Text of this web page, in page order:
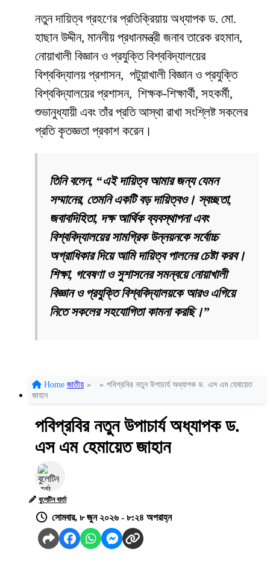
নতুন দায়িত্ব গ্রহণের প্রতিক্রিয়ায় অধ্যাপক ড. মো.
হাছান উদ্দীন, মাননীয় প্রধানমন্ত্রী জনাব তারেক রহমান,
নোয়াখালী বিজ্ঞান ও প্রযুক্তি বিশ্ববিদ্যালয়ের
বিশ্ববিদ্যালয় প্রশাসন, পটুয়াখালী বিজ্ঞান ও প্রযুক্তি
বিশ্ববিদ্যালয়ের প্রশাসন, শিক্ষক-শিক্ষার্থী, সহকর্মী,
শুভানুধ্যায়ী এবং তাঁর প্রতি আস্থা রাখা সংশ্লিষ্ট সকলের
প্রতি কৃতজ্ঞতা প্রকাশ করেন।
তিনি বলেন, “এই দায়িত্ব আমার জন্য যেমন
সম্মানের, তেমনি একটি বড় দায়িত্বও। স্বচ্ছতা,
জবাবদিহিতা, দক্ষ আর্থিক ব্যবস্থাপনা এবং
বিশ্ববিদ্যালয়ের সামগ্রিক উন্নয়নকে সর্বোচ্চ
অগ্রাধিকার দিয়ে আমি দায়িত্ব পালনের চেষ্টা করব।
শিক্ষা, গবেষণা ও সুশাসনের সমন্বয়ে নোয়াখালী
বিজ্ঞান ও প্রযুক্তি বিশ্ববিদ্যালয়কে আরও এগিয়ে
নিতে সকলের সহযোগিতা কামনা করছি।”
Home জাতীয় » » পবিপ্রবির নতুন উপাচার্য অধ্যাপক ড. এস এম হেমায়েত
জাহান
পবিপ্রবির নতুন উপাচার্য অধ্যাপক ড.
এস এম হেমায়েত জাহান
বুলেটিন বার্তা
সোমবার, ৮ জুন ২০২৬ - ৮:২৪ অপরাহ্ন